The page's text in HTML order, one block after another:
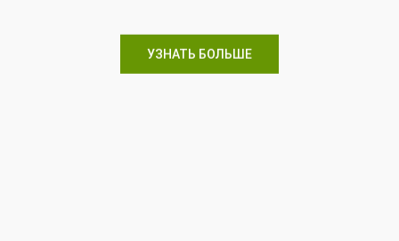
УЗНАТЬ БОЛЬШЕ